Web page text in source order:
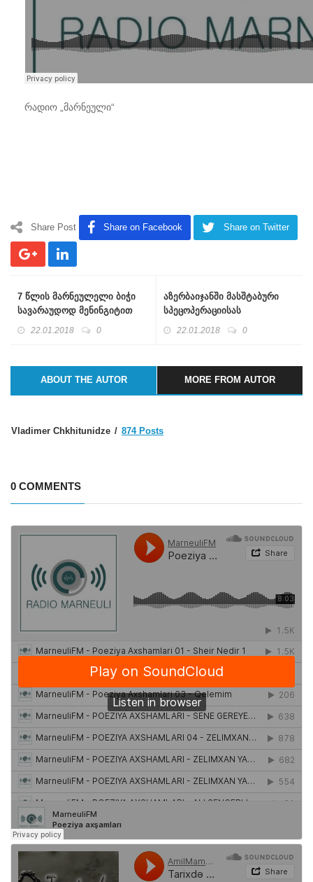
რადიო „მარნეული“
Share Post Share on Facebook Share on Twitter
7 წლის მარნეულელი ბიჭი
სავარაუდოდ მენინგიტით
გარდაიცვალა
22.01.2018 0
აზერბაიჯანში მასშტაბური
სპეცოპერაციისას
დაკავებულებს შორის ერთ-
22.01.2018 0
ABOUT THE AUTOR MORE FROM AUTOR
Vladimer Chkhitunidze 874 Posts
0 COMMENTS